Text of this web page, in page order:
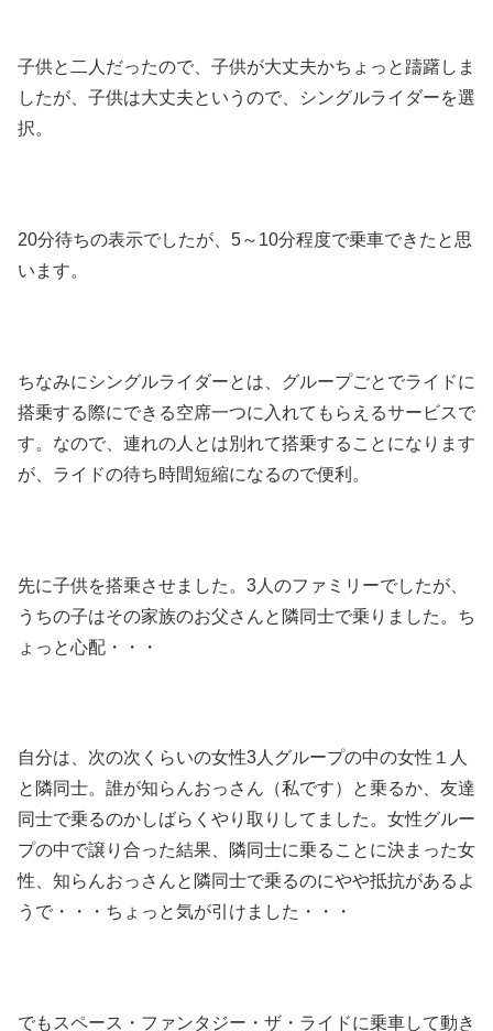
子供と二人だったので、子供が大丈夫かちょっと躊躇しま
したが、子供は大丈夫というので、シングルライダーを選
択。
20分待ちの表示でしたが、5～10分程度で乗車できたと思
います。
ちなみにシングルライダーとは、グループごとでライドに
搭乗する際にできる空席一つに入れてもらえるサービスで
す。なので、連れの人とは別れて搭乗することになります
が、ライドの待ち時間短縮になるので便利。
先に子供を搭乗させました。3人のファミリーでしたが、
うちの子はその家族のお父さんと隣同士で乗りました。ち
ょっと心配・・・
自分は、次の次くらいの女性3人グループの中の女性１人
と隣同士。誰が知らんおっさん（私です）と乗るか、友達
同士で乗るのかしばらくやり取りしてました。女性グルー
プの中で譲り合った結果、隣同士に乗ることに決まった女
性、知らんおっさんと隣同士で乗るのにやや抵抗があるよ
うで・・・ちょっと気が引けました・・・
でもスペース・ファンタジー・ザ・ライドに乗車して動き